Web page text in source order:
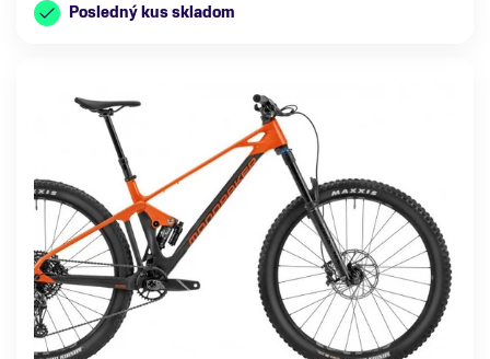
Posledný kus skladom